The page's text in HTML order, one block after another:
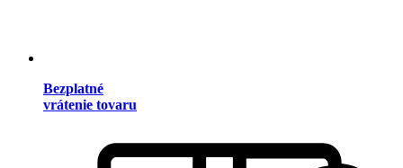
Bezplatné
vrátenie tovaru